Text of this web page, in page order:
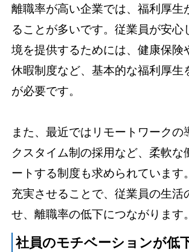
離職率が高い企業では、福利厚生
ることが多いです。従業員が安心
境を提供するためには、健康保険
休暇制度など、基本的な福利厚生
が必要です。
また、最近ではリモートワークの
クスタイム制の採用など、柔軟な
ートする制度も求められています
充実させることで、従業員の生活
せ、離職率の低下につながります。
社員のモチベーションが低